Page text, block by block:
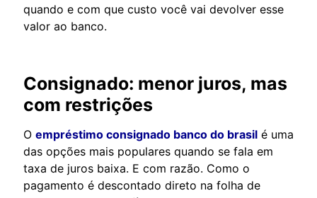
quando e com que custo você vai devolver esse
valor ao banco.
Consignado: menor juros, mas
com restrições
O empréstimo consignado banco do brasil é uma
das opções mais populares quando se fala em
taxa de juros baixa. E com razão. Como o
pagamento é descontado direto na folha de